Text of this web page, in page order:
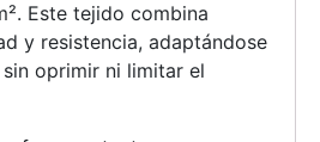
Este tejido combina
y resistencia, adaptándose
oprimir ni limitar el